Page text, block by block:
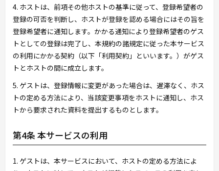
4. ホストは、前項その他ホストの基準に従って、登録希望者の
登録の可否を判断し、ホストが登録を認める場合にはその旨を
登録希望者に通知します。かかる通知により登録希望者のゲス
トとしての登録は完了し、本規約の諸規定に従った本サービス
の利用にかかる契約（以下「利用契約」といいます。）がゲス
トとホストの間に成立します。
5. ゲストは、登録情報に変更があった場合は、遅滞なく、ホス
トの定める方法により、当該変更事項をホストに通知し、ホス
トから要求された資料を提出するものとします。
第4条 本サービスの利用
1. ゲストは、本サービスにおいて、ホストの定める方法によ